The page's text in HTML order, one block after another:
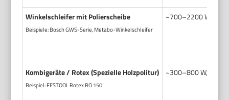
Winkelschleifer mit Polierscheibe
Beispiele: Bosch GWS-Serie, Metabo-Winkelschleifer
~700–2200 W,
Kombigeräte / Rotex (Spezielle Holzpolitur)
Beispiel: FESTOOL Rotex RO 150
~300–800 W,